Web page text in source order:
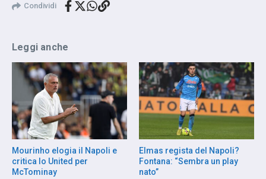
Condividi
Leggi anche
Mourinho elogia il Napoli e
critica lo United per
McTominay
Elmas regista del Napoli?
Fontana: “Sembra un play
nato”